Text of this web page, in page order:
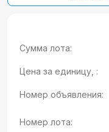
Сумма лота:
Цена за единицу, :
Номер объявления:
Номер лота: